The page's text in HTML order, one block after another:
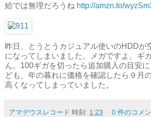
給では無理だろうね http://amzn.to/
昨日、とうとうカジュアル使いのHDDが
になってしまいました。メガですよ。ギ
ん。100ギガを切ったら追加購入の目安
ども、年の暮れに価格を確認したら９月
高くなってしまっていました。
アマデウスレコード 時刻: 1:23 0 件のコメ